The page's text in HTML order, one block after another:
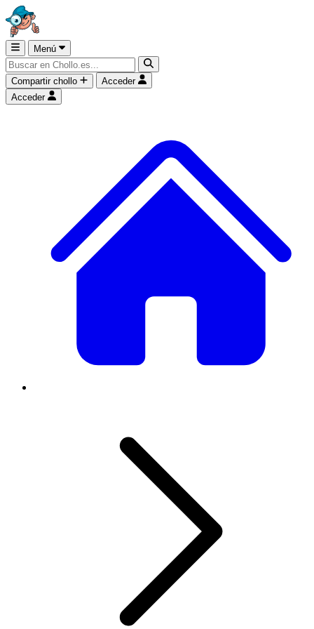
Menú
Compartir chollo
Acceder
Acceder